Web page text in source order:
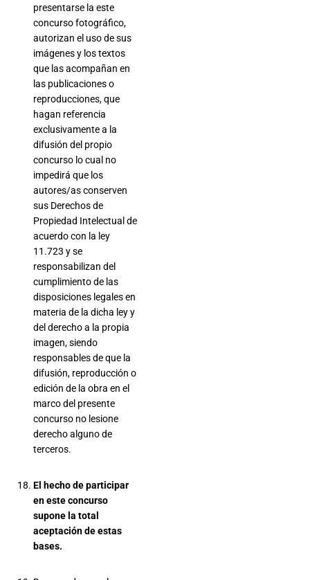
presentarse la este
concurso fotográfico,
autorizan el uso de sus
imágenes y los textos
que las acompañan en
las publicaciones o
reproducciones, que
hagan referencia
exclusivamente a la
difusión del propio
concurso lo cual no
impedirá que los
autores/as conserven
sus Derechos de
Propiedad Intelectual de
acuerdo con la ley
11.723 y se
responsabilizan del
cumplimiento de las
disposiciones legales en
materia de la dicha ley y
del derecho a la propia
imagen, siendo
responsables de que la
difusión, reproducción o
edición de la obra en el
marco del presente
concurso no lesione
derecho alguno de
terceros.
El hecho de participar
en este concurso
supone la total
aceptación de estas
bases.